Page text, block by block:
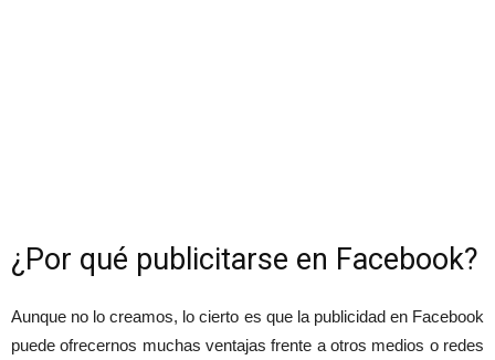
¿Por qué publicitarse en Facebook?
Aunque no lo creamos, lo cierto es que la publicidad en Facebook
puede ofrecernos muchas ventajas frente a otros medios o redes